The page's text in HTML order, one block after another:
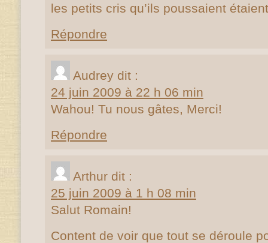
les petits cris qu’ils poussaient
Répondre
Audrey dit :
24 juin 2009 à 22 h 06 min
Wahou! Tu nous gâtes, Merci!
Répondre
Arthur dit :
25 juin 2009 à 1 h 08 min
Salut Romain!
Content de voir que tout se déroule